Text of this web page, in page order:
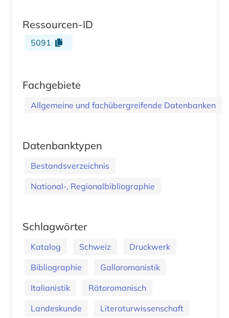
Ressourcen-ID
5091
Fachgebiete
Allgemeine und fachübergreifende Datenbanken
Datenbanktypen
Bestandsverzeichnis
National-, Regionalbibliographie
Schlagwörter
Katalog Schweiz
Druckwerk
Bibliographie
Galloromanistik
Italianistik
Rätoromanisch
Landeskunde
Literaturwissenschaft